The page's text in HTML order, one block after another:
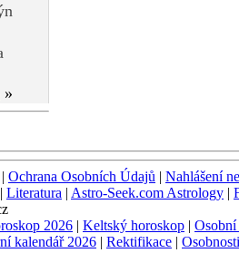
»
| Ochrana Osobních Údajů | Nahlášení
| Literatura | Astro-Seek.com Astrology |
2026 | Keltský horoskop |
kalendář 2026 | Rektifikace | Osobnosti